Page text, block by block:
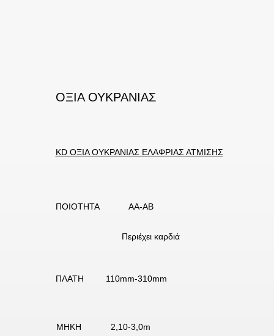
ΟΞΙΑ ΟΥΚΡΑΝΙΑΣ
KD ΟΞΙΑ ΟΥΚΡΑΝΙΑΣ ΕΛΑΦΡΙΑΣ ΑΤΜΙΣΗΣ
ΠΟΙΟΤΗΤΑ ΑΑ-ΑΒ
Περιέχει καρδιά
ΠΛΑΤΗ 110mm-310mm
ΜΗΚΗ 2,10-3,0m